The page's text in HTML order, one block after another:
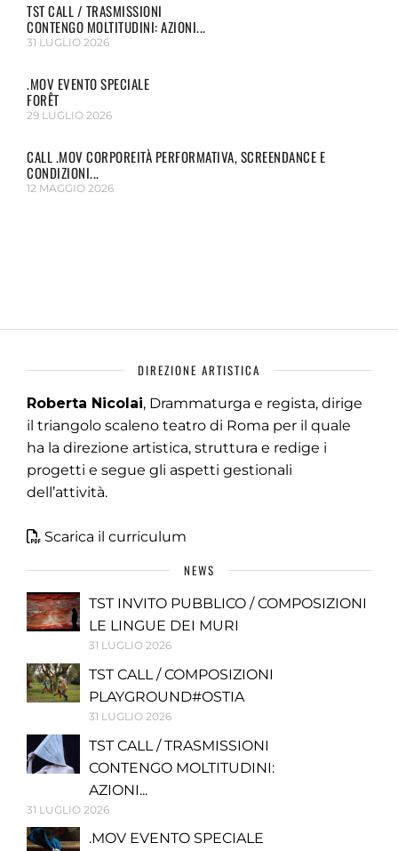
TST CALL / TRASMISSIONI
CONTENGO MOLTITUDINI: AZIONI...
31 LUGLIO 2026
.MOV EVENTO SPECIALE
FORÊT
29 LUGLIO 2026
CALL .MOV CORPOREITÀ PERFORMATIVA, SCREENDANCE E
CONDIZIONI...
12 MAGGIO 2026
DIREZIONE ARTISTICA
Roberta Nicolai, Drammaturga e regista, dirige
il triangolo scaleno teatro di Roma per il quale
ha la direzione artistica, struttura e redige i
progetti e segue gli aspetti gestionali
dell’attività.
Scarica il curriculum
NEWS
TST INVITO PUBBLICO / COMPOSIZIONI
LE LINGUE DEI MURI
31 LUGLIO 2026
TST CALL / COMPOSIZIONI
PLAYGROUND#OSTIA
31 LUGLIO 2026
TST CALL / TRASMISSIONI
CONTENGO MOLTITUDINI:
AZIONI...
31 LUGLIO 2026
.MOV EVENTO SPECIALE